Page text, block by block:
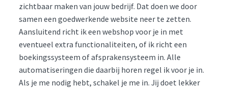
zichtbaar maken van jouw bedrijf. Dat doen we door
samen een goedwerkende website neer te zetten.
Aansluitend richt ik een webshop voor je in met
eventueel extra functionaliteiten, of ik richt een
boekingssysteem of afsprakensysteem in. Alle
automatiseringen die daarbij horen regel ik voor je in.
Als je me nodig hebt, schakel je me in. Jij doet lekker